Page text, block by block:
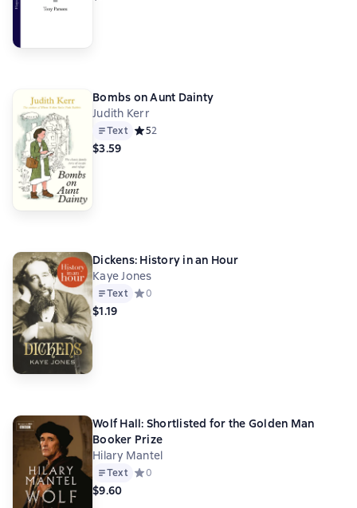
Bombs on Aunt Dainty
Judith Kerr
Text Средний рейтинг 5 на основе 2 оценок
52
$3.59
Dickens: History in an Hour
Kaye Jones
Text Средний рейтинг 0 на основе 0 оценок
0
$1.19
Wolf Hall: Shortlisted for the Golden Man
Booker Prize
Hilary Mantel
Text Средний рейтинг 0 на основе 0 оценок
0
$9.60